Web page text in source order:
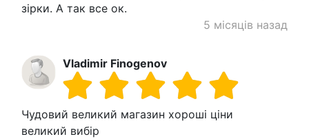
зірки. А так все ок.
5 місяців назад
Vladimir Finogenov
Чудовий великий магазин хороші ціни
великий вибір